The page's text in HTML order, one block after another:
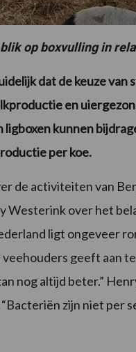
op boxvulling in
dat de keuze
en
kunnen
per koe.
de activiteiten van
Westerink over het
ligt ongeveer
geeft aan
nog altijd beter.”
zijn niet per